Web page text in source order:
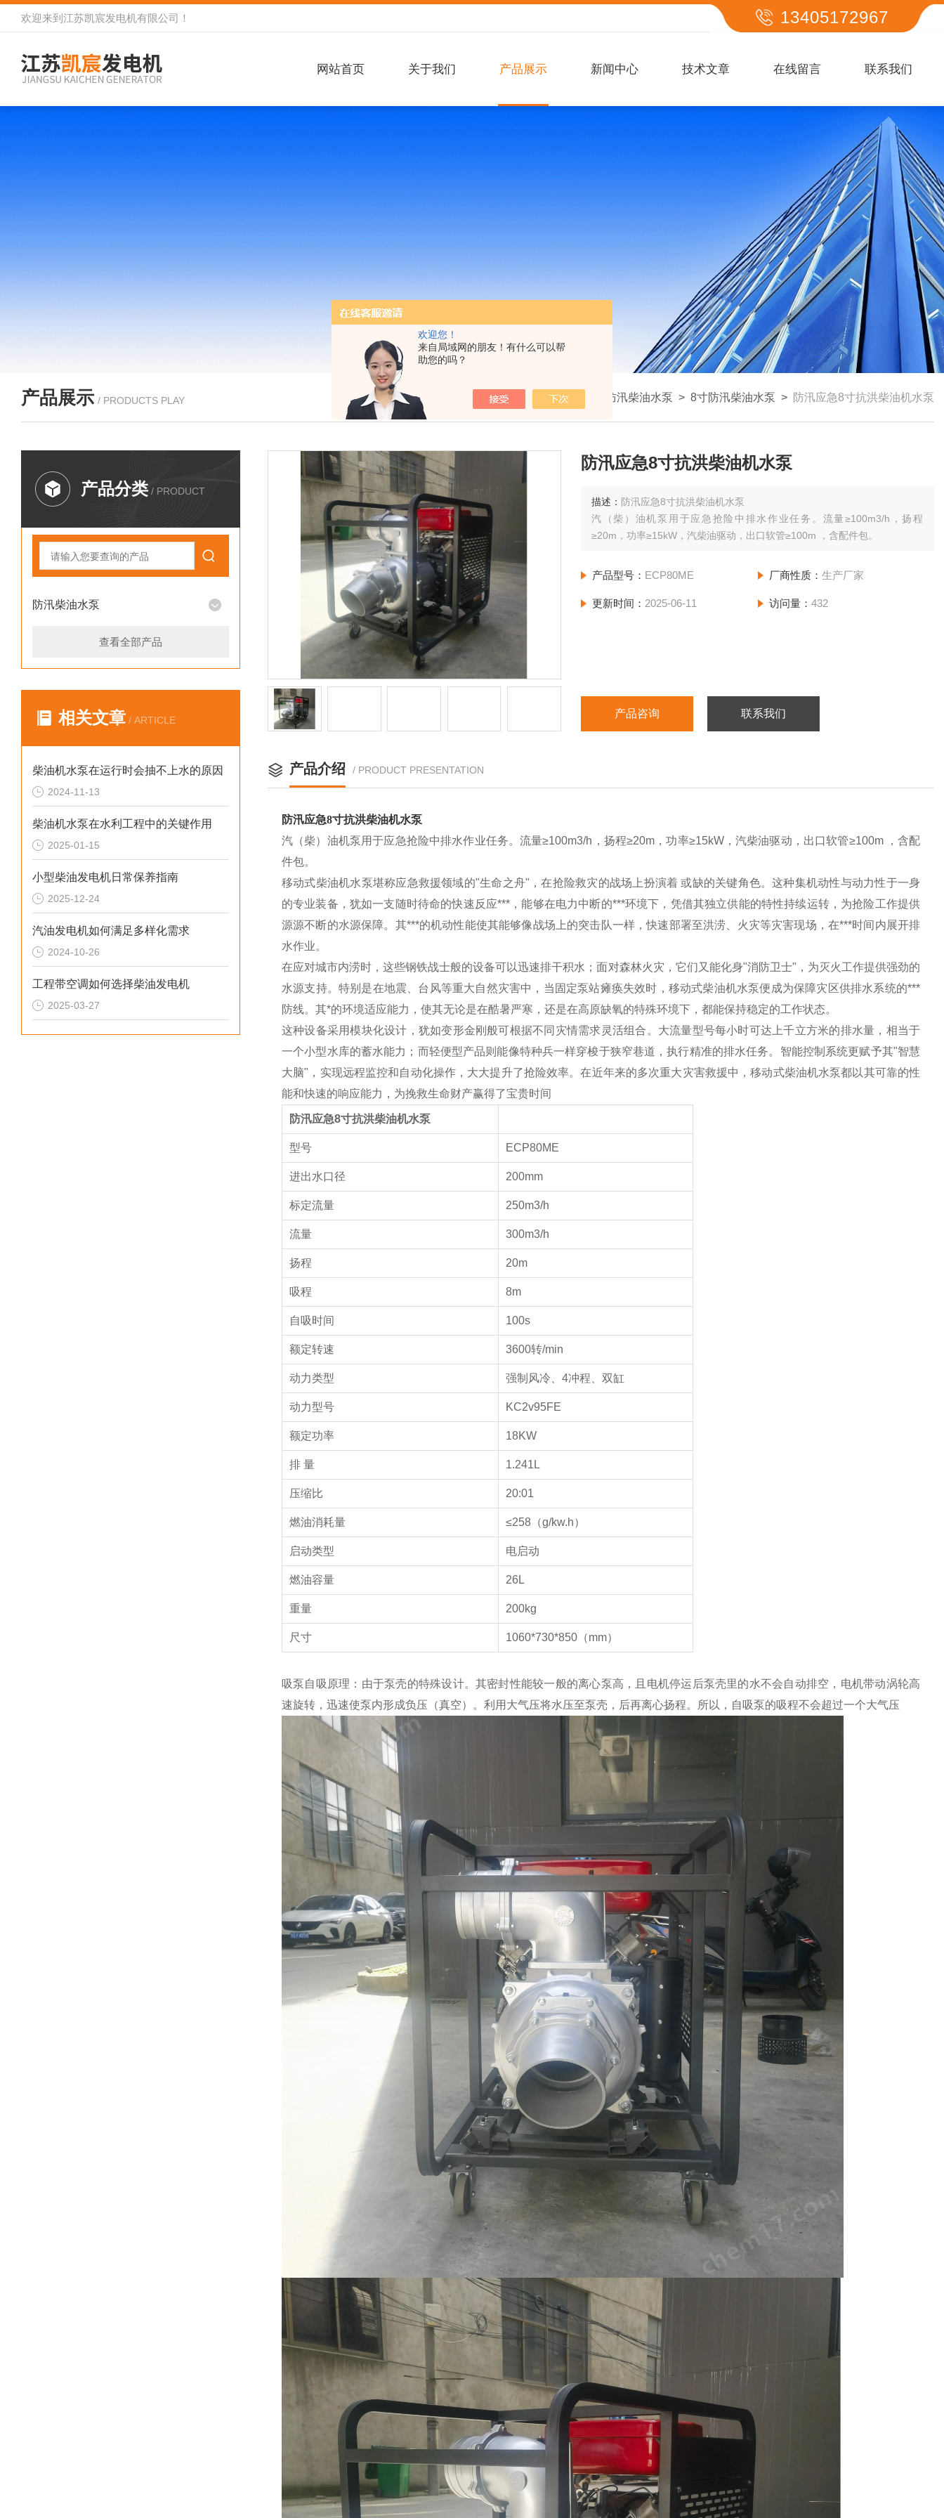
欢迎您！
来自局域网的朋友！有什么可以帮
助您的吗？
欢迎来到 江苏凯宸发电机有限公司 ！ 13405172967
网站首页 关于我们 产品展示 新闻中心 技术文章 在线留言 联系我们
产品展示 / PRODUCTS PLAY 我的位置：首页 产品展示 防汛柴油水泵 > 8寸防汛柴油水泵 > 防汛应急8寸抗洪柴油机水泵
产品分类 / PRODUCT
防汛柴油水泵
查看全部产品
相关文章 / ARTICLE
柴油机水泵在运行时会抽不上水的原因
2024-11-13
柴油机水泵在水利工程中的关键作用
2025-01-15
小型柴油发电机日常保养指南
2025-12-24
汽油发电机如何满足多样化需求
2024-10-26
工程带空调如何选择柴油发电机
2025-03-27
防汛应急8寸抗洪柴油机水泵
描述： 防汛应急8寸抗洪柴油机水泵
汽（柴）油机泵用于应急抢险中排水作业任务。流量≥100m3/h，扬程
≥20m，功率≥15kW，汽柴油驱动，出口软管≥100m ，含配件包。
产品型号： ECP80ME 厂商性质： 生产厂家
更新时间： 2025-06-11 访问量： 432
产品咨询 联系我们
产品介绍 / PRODUCT PRESENTATION
防汛应急8寸抗洪柴油机水泵
汽（柴）油机泵用于应急抢险中排水作业任务。流量≥100m3/h，扬程≥20m，功率≥15kW，汽柴油驱动，出口软管≥100m ，含配
件包。
移动式柴油机水泵堪称应急救援领域的"生命之舟"，在抢险救灾的战场上扮演着 或缺的关键角色。这种集机动性与动力性于一身
的专业装备，犹如一支随时待命的快速反应***，能够在电力中断的***环境下，凭借其独立供能的特性持续运转，为抢险工作提供
源源不断的水源保障。其***的机动性能使其能够像战场上的突击队一样，快速部署至洪涝、火灾等灾害现场，在***时间内展开排
水作业。
在应对城市内涝时，这些钢铁战士般的设备可以迅速排干积水；面对森林火灾，它们又能化身"消防卫士"，为灭火工作提供强劲的
水源支持。特别是在地震、台风等重大自然灾害中，当固定泵站瘫痪失效时，移动式柴油机水泵便成为保障灾区供排水系统的***
防线。其*的环境适应能力，使其无论是在酷暑严寒，还是在高原缺氧的特殊环境下，都能保持稳定的工作状态。
这种设备采用模块化设计，犹如变形金刚般可根据不同灾情需求灵活组合。大流量型号每小时可达上千立方米的排水量，相当于
一个小型水库的蓄水能力；而轻便型产品则能像特种兵一样穿梭于狭窄巷道，执行精准的排水任务。智能控制系统更赋予其"智慧
大脑"，实现远程监控和自动化操作，大大提升了抢险效率。在近年来的多次重大灾害救援中，移动式柴油机水泵都以其可靠的性
能和快速的响应能力，为挽救生命财产赢得了宝贵时间
防汛应急8寸抗洪柴油机水泵
型号 ECP80ME
进出水口径 200mm
标定流量 250m3/h
流量 300m3/h
扬程 20m
吸程 8m
自吸时间 100s
额定转速 3600转/min
动力类型 强制风冷、4冲程、双缸
动力型号 KC2v95FE
额定功率 18KW
排 量 1.241L
压缩比 20:01
燃油消耗量 ≤258（g/kw.h）
启动类型 电启动
燃油容量 26L
重量 200kg
尺寸 1060*730*850（mm）
吸泵自吸原理：由于泵壳的特殊设计。其密封性能较一般的离心泵高，且电机停运后泵壳里的水不会自动排空，电机带动涡轮高
速旋转，迅速使泵内形成负压（真空）。利用大气压将水压至泵壳，后再离心扬程。所以，自吸泵的吸程不会超过一个大气压